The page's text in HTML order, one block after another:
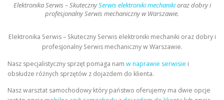
Elektronika Serwis – SkutecznySerwis elektroniki mechanikioraz dobry i
profesjonalny Serwis mechaniczny w Warszawie.
Elektronika Serwis – Skuteczny Serwis elektroniki mechaniki oraz dobry i
profesjonalny Serwis mechaniczny w Warszawie.
Nasz specjalistyczny sprzęt pomaga nam w naprawie serwisie i
obsłudze różnych sprzętów z dojazdem do klienta.
Nasz warsztat samochodowy który państwo oferujemy ma dwie opcje